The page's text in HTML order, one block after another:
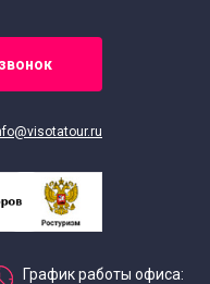
в январе
в мае
в марте
в ноябре
График работы офиса: